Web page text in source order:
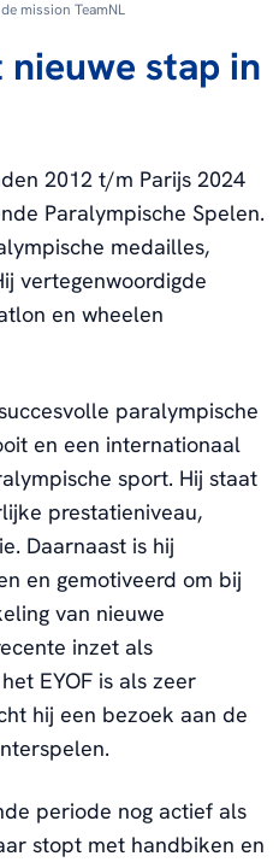
mission TeamNL
stap in
2012 t/m Parijs 2024
Paralympische Spelen.
medailles,
vertegenwoordigde
en wheelen
paralympische
en een internationaal
sport. Hij staat
prestatieniveau,
Daarnaast is hij
en gemotiveerd om bij
van nieuwe
inzet als
EYOF is als zeer
hij een bezoek aan de
periode nog actief als
stopt met handbiken en